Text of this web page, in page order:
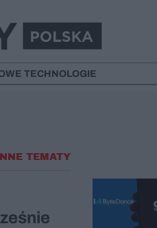
TECHNOLOGIE
TEMATY